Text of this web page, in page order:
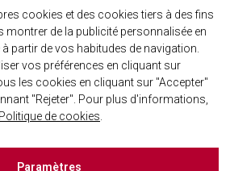
», vous acceptez que Barnes
et traiter les données
ci-dessus afin de vous fournir le
BARNES MARBELLA
international.com
+34 614 25 01 89
cookies et des cookies tiers à des fins
montrer de la publicité personnalisée en
partir de vos habitudes de navigation.
vos préférences en cliquant sur
les cookies en cliquant sur "Accepter"
"Rejeter". Pour plus d'informations,
Politique de cookies
Paramètres